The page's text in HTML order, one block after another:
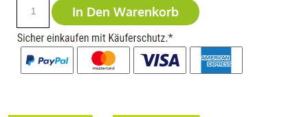
In Den Warenkorb